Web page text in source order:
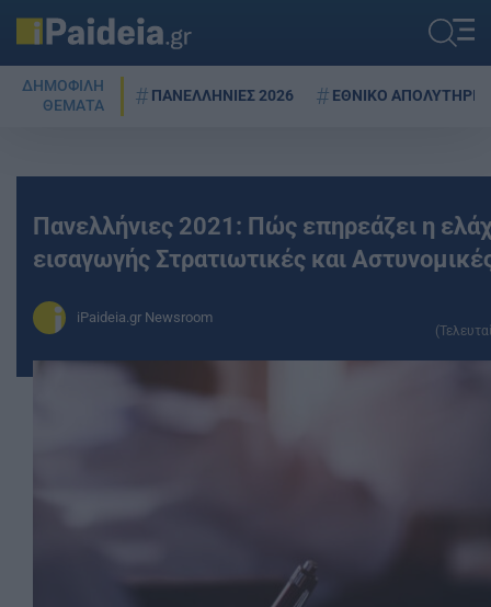
ΔΗΜΟΦΙΛΗ
ΘΕΜΑΤΑ
ΠΑΝΕΛΛΗΝΙΕΣ 2026 ΕΘΝΙΚΟ ΑΠΟΛΥΤΗΡΙΟ
Πανελλήνιες 2021: Πώς επηρεάζει η
εισαγωγής Στρατιωτικές και
iPaideia.gr Newsroom